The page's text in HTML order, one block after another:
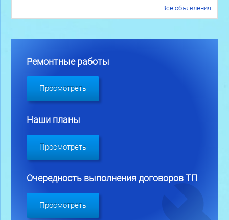
Все объявления
Ремонтные работы
Просмотреть
Наши планы
Просмотреть
Очередность выполнения договоров ТП
Просмотреть